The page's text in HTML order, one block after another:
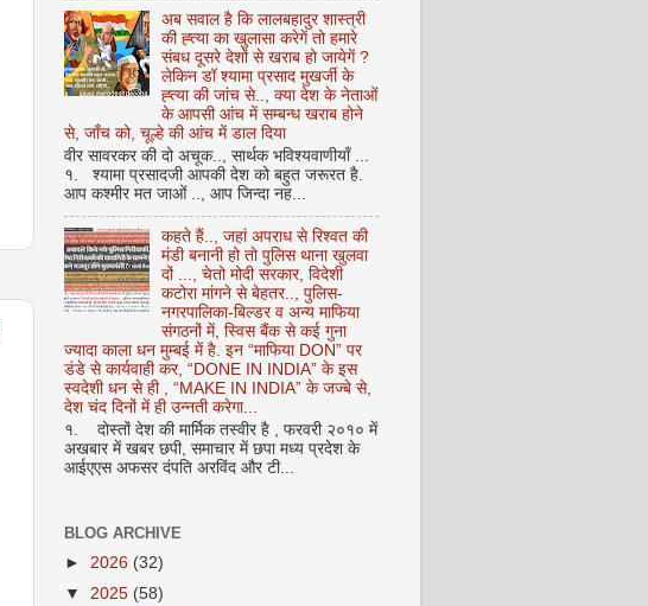
अब सवाल है कि लालबहादुर शास्त्री
की ह्त्या का खुलासा करेगें तो हमारे
संबध दूसरे देशों से खराब हो जायेगें ?
लेकिन डॉ श्यामा प्रसाद मुखर्जी के
ह्त्या की जांच से.., क्या देश के नेताओं
के आपसी आंच में सम्बन्ध खराब होने
से, जाँच को, चूल्हे की आंच में डाल दिया
वीर सावरकर की दो अचूक.., सार्थक भविश्यवाणीयाँ ...
१. श्यामा प्रसादजी आपकी देश को बहुत जरूरत है.
आप कश्मीर मत जाओं .., आप जिन्दा नह...
कहते हैं.., जहां अपराध से रिश्वत की
मंडी बनानी हो तो पुलिस थाना खुलवा
दों ..., चेतो मोदी सरकार, विदेशी
कटोरा मांगने से बेहतर.., पुलिस-
नगरपालिका-बिल्डर व अन्य माफिया
संगठनों में, स्विस बैंक से कई गुना
ज्यादा काला धन मुम्बई में है. इन “माफिया DON” पर
डंडे से कार्यवाही कर, “DONE IN INDIA” के इस
स्वदेशी धन से ही , “MAKE IN INDIA” के जज्बे से,
देश चंद दिनों में ही उन्नती करेगा...
१. दोस्तों देश की मार्मिक तस्वीर है , फरवरी २०१० में
अखबार में खबर छपी, समाचार में छपा मध्य प्रदेश के
आईएएस अफसर दंपति अरविंद और टी...
BLOG ARCHIVE
► 2026 (32)
▼ 2025 (58)